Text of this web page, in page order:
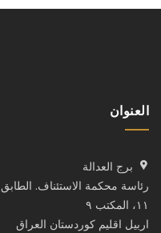
العنوان
برج العدالة
رئاسة محكمة الاستئناف. الطابق
١١، المكتب ٩
اربيل اقليم كوردستان العراق